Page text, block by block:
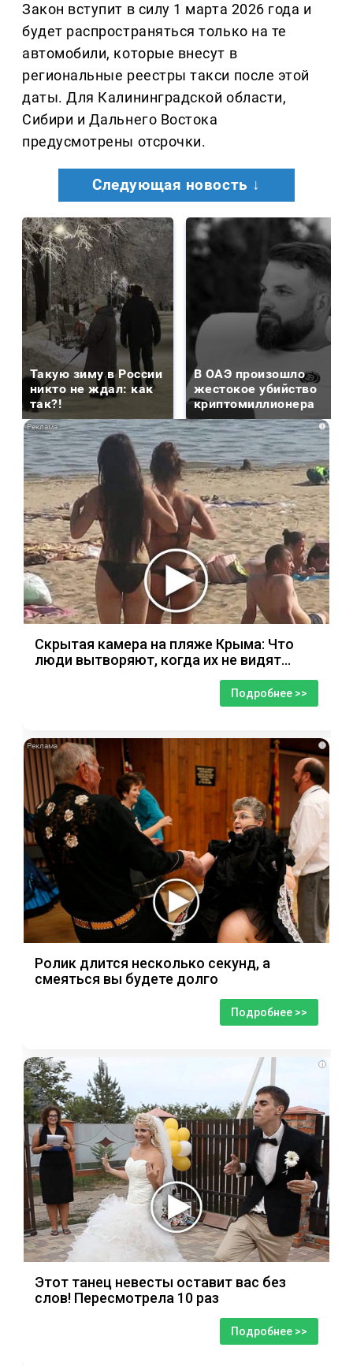
Закон вступит в силу 1 марта 2026 года и
будет распространяться только на те
автомобили, которые внесут в
региональные реестры такси после этой
даты. Для Калининградской области,
Сибири и Дальнего Востока
предусмотрены отсрочки.
Следующая новость ↓
Такую зиму в России
никто не ждал: как
так?!
В ОАЭ произошло
жестокое убийство
криптомиллионера
i
Скрытая камера на пляже Крыма: Что
люди вытворяют, когда их не видят...
Подробнее >>
i
Ролик длится несколько секунд, а
смеяться вы будете долго
Подробнее >>
i
Этот танец невесты оставит вас без
слов! Пересмотрела 10 раз
Подробнее >>